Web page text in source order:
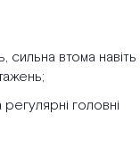
сильна втома навіть
головні